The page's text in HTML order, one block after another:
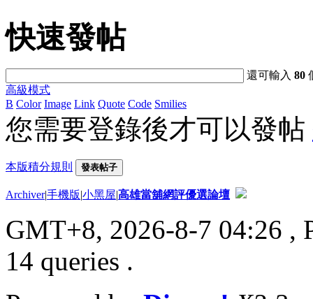
快速發帖
還可輸入80
高級模式
B Color Image Link Quote Code Smilies
您需要登錄後才可以發帖
本版積分規則 發表帖子
Archiver|手機版|小黑屋|高雄當舖網評優選論壇
GMT+8, 2026-8-7 04:26 ,
14 queries .